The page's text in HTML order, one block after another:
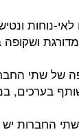
נוחות
ושקופה
של שתי
בערכים,
החברות יש